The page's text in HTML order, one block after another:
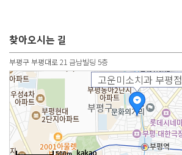
찾아오시는 길
부평구 부평대로 21 금남빌딩 5층
고운미소치과 부평점
500m